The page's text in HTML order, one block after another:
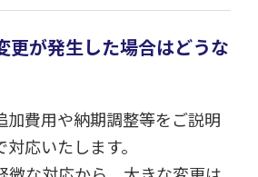
更が発生した場合はどうな
加費用や納期調整等をご説明
応いたします。